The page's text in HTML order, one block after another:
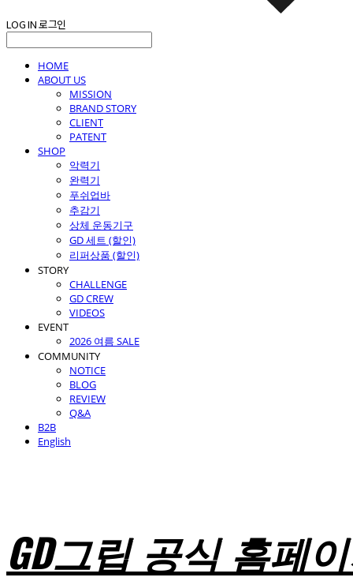
LOG IN로그인
HOME
ABOUT US
MISSION
BRAND STORY
CLIENT
PATENT
SHOP
악력기
완력기
푸쉬업바
추감기
상체 운동기구
GD 세트 (할인)
리퍼상품 (할인)
STORY
CHALLENGE
GD CREW
VIDEOS
EVENT
2026 여름 SALE
COMMUNITY
NOTICE
BLOG
REVIEW
Q&A
B2B
English
GD그립 공식 홈페